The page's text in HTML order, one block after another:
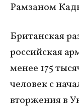
Рамзаном
Британская
российская
менее 175
человек с
вторжения в